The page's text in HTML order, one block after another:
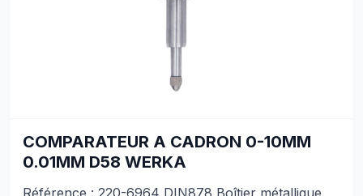
COMPARATEUR A CADRON 0-10MM
0.01MM D58 WERKA
Référence : 220-6964 DIN878 Boîtier métallique